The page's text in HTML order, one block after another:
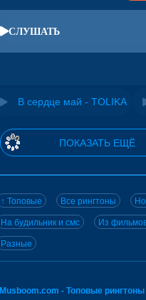
СЛУШАТЬ
В сердце май - TOLIKA
ПОКАЗАТЬ ЕЩЁ
↑ Топовые Все рингтоны
На будильник и смс Из
Разные
Musboom.com - Топовые